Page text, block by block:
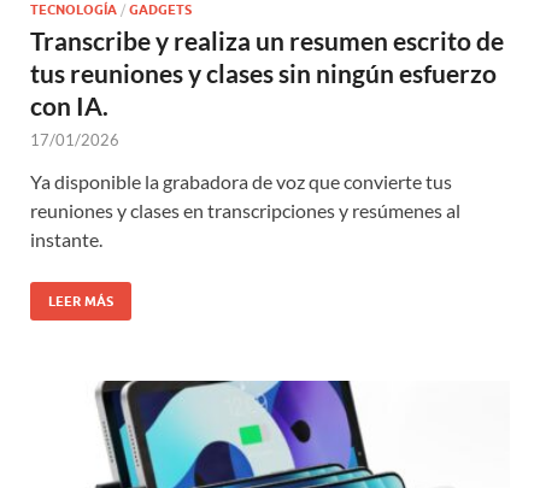
TECNOLOGÍA / GADGETS
Transcribe y realiza un resumen escrito de
tus reuniones y clases sin ningún esfuerzo
con IA.
17/01/2026
Ya disponible la grabadora de voz que convierte tus
reuniones y clases en transcripciones y resúmenes al
instante.
LEER MÁS